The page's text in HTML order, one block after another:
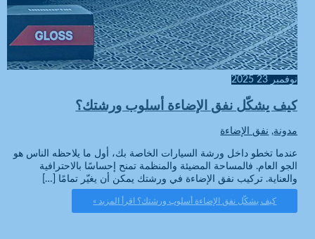
نوفمبر 23
2025
كيف يشكّل نفق الإضاءة أسلوب ورشتك؟
مدونة,نفق الإضاءة
عندما تخطو داخل ورشة السيارات الخاصة بك، أول ما يلاحظه الناس هو
الجو العام. فالمساحة المضيئة والمنظمة تمنح إحساسًا بالاحترافية
والعناية. تركيب نفق الإضاءة في ورشتك يمكن أن يغيّر تمامًا […]
كيف يشكّل نفق الإضاءة أسلوب ورشتك؟اقرأ المزيد »